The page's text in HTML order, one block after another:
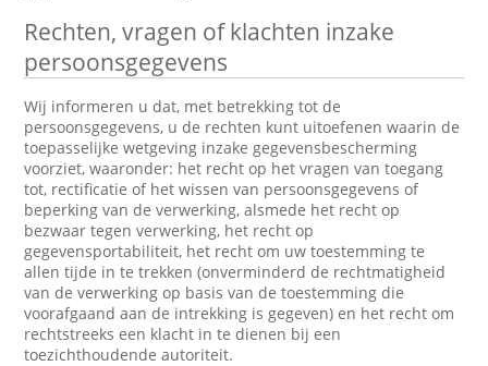
Rechten, vragen of klachten inzake
persoonsgegevens
Wij informeren u dat, met betrekking tot de
persoonsgegevens, u de rechten kunt uitoefenen waarin de
toepasselijke wetgeving inzake gegevensbescherming
voorziet, waaronder: het recht op het vragen van toegang
tot, rectificatie of het wissen van persoonsgegevens of
beperking van de verwerking, alsmede het recht op
bezwaar tegen verwerking, het recht op
gegevensportabiliteit, het recht om uw toestemming te
allen tijde in te trekken (onverminderd de rechtmatigheid
van de verwerking op basis van de toestemming die
voorafgaand aan de intrekking is gegeven) en het recht om
rechtstreeks een klacht in te dienen bij een
toezichthoudende autoriteit.